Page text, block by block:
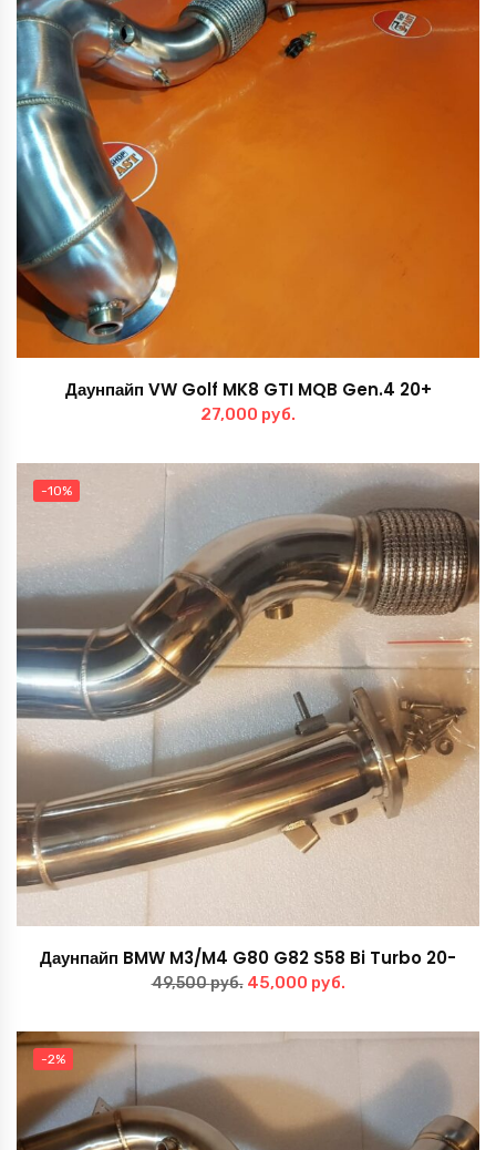
Даунпайп VW Golf MK8 GTI MQB Gen.4 20+
27,000 руб.
-10%
Даунпайп BMW M3/M4 G80 G82 S58 Bi Turbo 20-
49,500руб. Первоначальная
49,500 руб..
45,000 руб.Текущая
45,000 руб..
-2%